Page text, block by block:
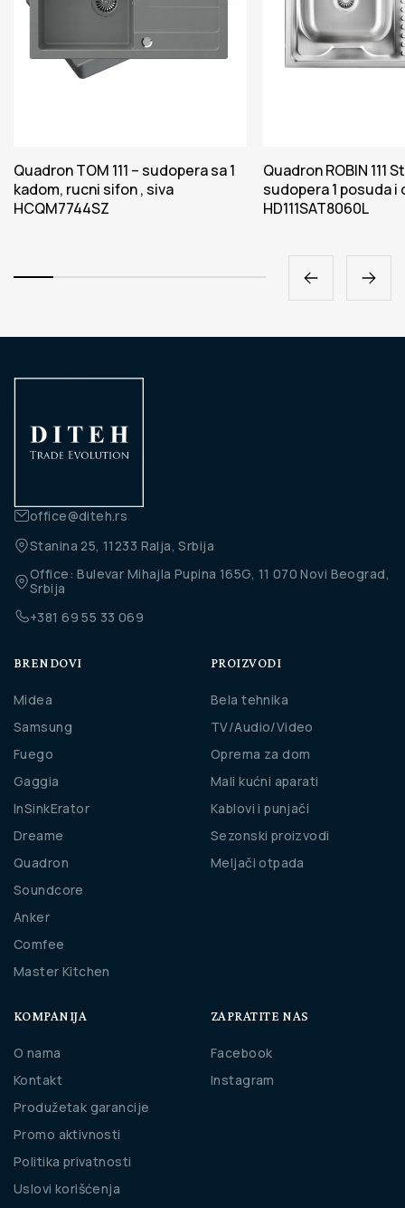
Quadron TOM 111 – sudopera sa 1
kadom, rucni sifon , siva
HCQM7744SZ
Quadron ROBIN 111
sudopera 1 posuda
HD111SAT8060L
office@diteh.rs
Stanina 25, 11233 Ralja, Srbija
Office: Bulevar Mihajla Pupina 165G, 11 070 Novi Beograd,
Srbija
+381 69 55 33 069
BRENDOVI
Midea
Samsung
Fuego
Gaggia
InSinkErator
Dreame
Quadron
Soundcore
Anker
Comfee
Master Kitchen
PROIZVODI
Bela tehnika
TV/Audio/Video
Oprema za dom
Mali kućni aparati
Kablovi i punjači
Sezonski proizvodi
Meljači otpada
KOMPANIJA
O nama
Kontakt
Produžetak garancije
Promo aktivnosti
Politika privatnosti
Uslovi korišćenja
ZAPRATITE NAS
Facebook
Instagram